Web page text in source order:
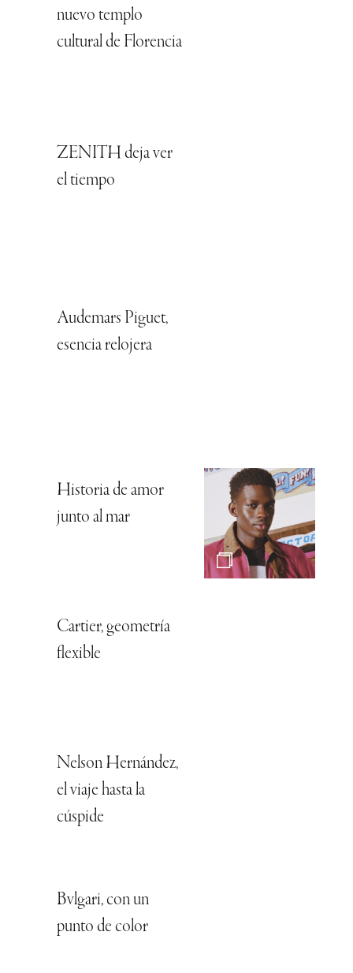
nuevo templo
cultural de Florencia
ZENITH deja ver
el tiempo
Audemars Piguet,
esencia relojera
Historia de amor
junto al mar
Cartier, geometría
flexible
Nelson Hernández,
el viaje hasta la
cúspide
Bvlgari, con un
punto de color